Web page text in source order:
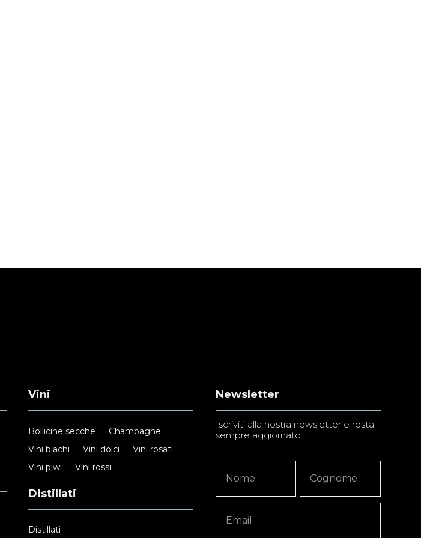
Vini
Bollicine secche
Champagne
Vini biachi
Vini dolci
Vini rosati
Vini piwi
Vini rossi
Distillati
Distillati
Newsletter
Iscriviti alla nostra newsletter e resta
sempre aggiornato
Signup
Copy